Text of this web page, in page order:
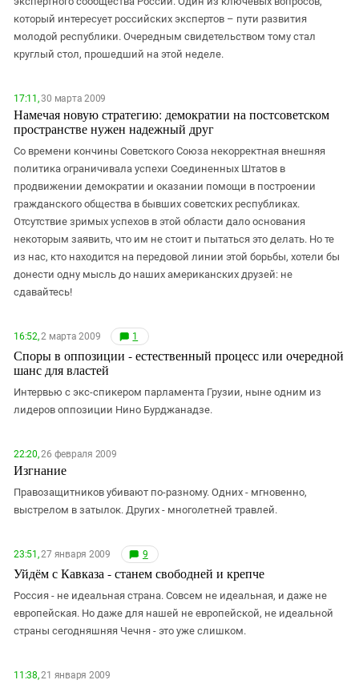
ЗАСТАВЛЯЕТ
КАВКАЗ ЗА ПАЛЕСТИНУ
ИНАКОМЫСЛИЕ В ЧЕЧНЕ
Дагестан
Ингушетия
Кабардино-Балкария
Карачаево-Черкесия
Краснодарский край
Российская Федерация
Ростовская область
Северная Осетия - Алания
СКФО
Ставропольский край
Южная Осетия
Южный Кавказ
который интересует российских экспертов – пути развития
молодой республики. Очередным свидетельством тому стал
круглый стол, прошедший на этой неделе.
17:11,30 марта 2009
Намечая новую стратегию: демократии на постсоветском
пространстве нужен надежный друг
Со времени кончины Советского Союза некорректная внешняя
политика ограничивала успехи Соединенных Штатов в
продвижении демократии и оказании помощи в построении
гражданского общества в бывших советских республиках.
Отсутствие зримых успехов в этой области дало основания
некоторым заявить, что им не стоит и пытаться это делать. Но те
из нас, кто находится на передовой линии этой борьбы, хотели бы
донести одну мысль до наших американских друзей: не
сдавайтесь!
16:52,2 марта 2009 1
Споры в оппозиции - естественный процесс или очередной
шанс для властей
Интервью с экс-спикером парламента Грузии, ныне одним из
лидеров оппозиции Нино Бурджанадзе.
22:20,26 февраля 2009
Изгнание
Правозащитников убивают по-разному. Одних - мгновенно,
выстрелом в затылок. Других - многолетней травлей.
23:51,27 января 2009 9
Уйдём с Кавказа - станем свободней и крепче
Россия - не идеальная страна. Совсем не идеальная, и даже не
европейская. Но даже для нашей не европейской, не идеальной
страны сегодняшняя Чечня - это уже слишком.
11:38,21 января 2009